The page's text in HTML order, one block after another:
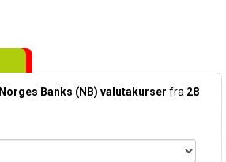
Norges Banks (NB) valutakurser fra 28